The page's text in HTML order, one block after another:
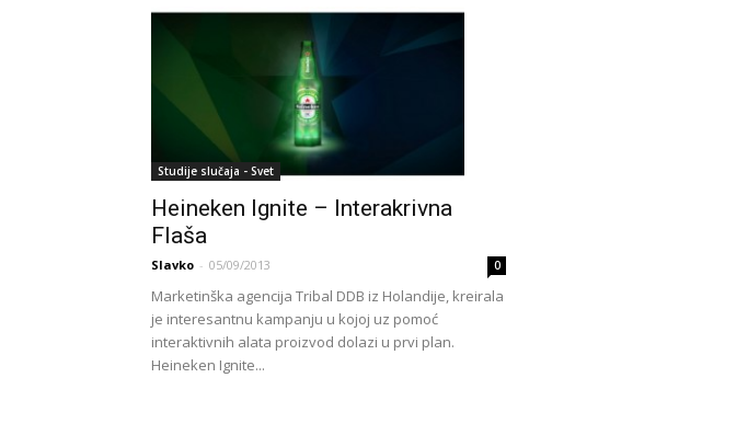
Studije slučaja - Svet
Heineken Ignite – Interakrivna
Flaša
Slavko - 05/09/2013 0
Marketinška agencija Tribal DDB iz Holandije, kreirala
je interesantnu kampanju u kojoj uz pomoć
interaktivnih alata proizvod dolazi u prvi plan.
Heineken Ignite...